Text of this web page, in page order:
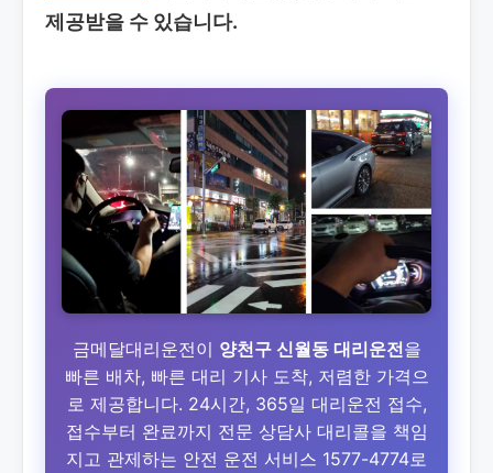
제공받을 수 있습니다.
금메달대리운전이 양천구 신월동 대리운전을
빠른 배차, 빠른 대리 기사 도착, 저렴한 가격으
로 제공합니다. 24시간, 365일 대리운전 접수,
접수부터 완료까지 전문 상담사 대리콜을 책임
지고 관제하는 안전 운전 서비스 1577-4774로